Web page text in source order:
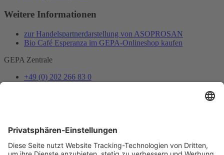
Weitere Informationen
zur Handelspartnerdarstellung von ASOPROSAN
Bio Café Esperanza im GEPA-Onlineshop kaufen
GEPA Zentrale
+49 (0) 202 266 83 0
Jetzt abonnieren